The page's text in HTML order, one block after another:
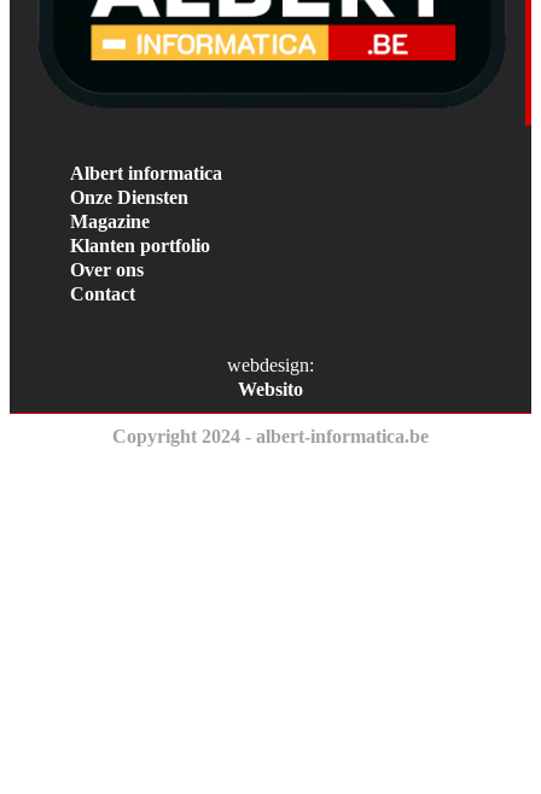
Albert informatica
Onze Diensten
Magazine
Klanten portfolio
Over ons
Contact
webdesign:
Websito
Copyright 2024 - albert-informatica.be